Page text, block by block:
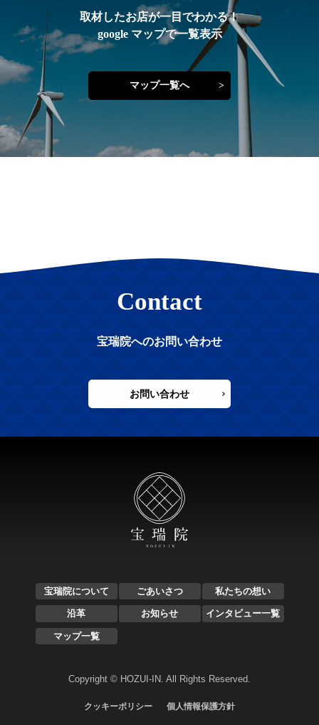
取材したお店が一目でわかる！
google マップで一覧表示
マップ一覧へ
Contact
宝瑞院へのお問い合わせ
お問い合わせ
宝瑞院について ごあいさつ 私たちの想い
沿革 お知らせ インタビュー一覧
マップ一覧
Copyright © HOZUI-IN. All Rights Reserved.
クッキーポリシー 個人情報保護方針